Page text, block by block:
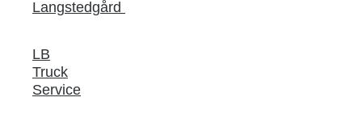
Langstedgård
LB
Truck
Service